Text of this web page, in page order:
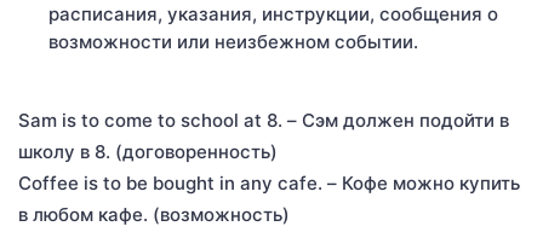
расписания, указания, инструкции, сообщения о
возможности или неизбежном событии.
Sam is to come to school at 8. – Сэм должен подойти в
школу в 8. (договоренность)
Coffee is to be bought in any cafe. – Кофе можно купить
в любом кафе. (возможность)